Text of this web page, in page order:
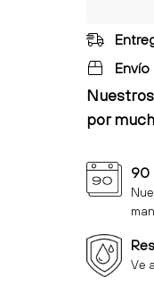
Envío
por
90
Ve